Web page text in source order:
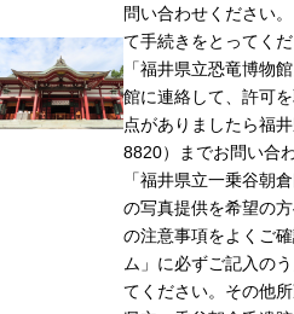
問い合わせください
て手続きをとってくだ
「福井県立恐竜博物
館に連絡して、許可
点がありましたら福
8820）までお問い合
「福井県立一乗谷朝
の写真提供を希望の
の注意事項をよくご
ム」に必ずご記入の
てください。その他